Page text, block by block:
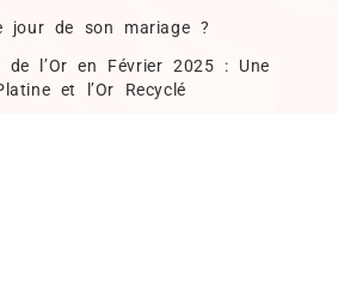
jour de son mariage ?
de l’Or en Février 2025 : Une
et l’Or Recyclé